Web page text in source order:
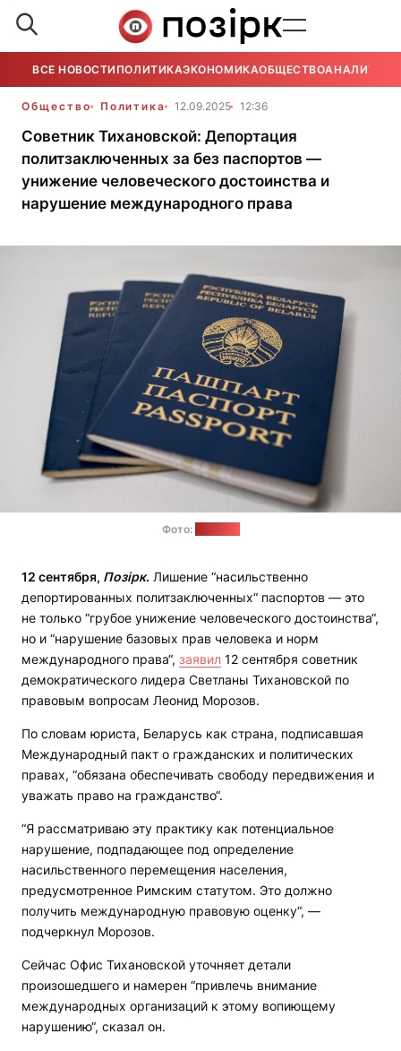
ВСЕ НОВОСТИ ПОЛИТИКАЭКОНОМИКАОБЩЕСТВОАНАЛИТИКА
Общество Политика 12.09.2025 12:36
Советник Тихановской: Депортация
политзаключенных за без паспортов —
унижение человеческого достоинства и
нарушение международного права
Фото:
12 сентября, Позірк. Лишение “насильственно
депортированных политзаключенных“ паспортов — это
не только “грубое унижение человеческого достоинства“,
но и “нарушение базовых прав человека и норм
международного права“, заявил 12 сентября советник
демократического лидера Светланы Тихановской по
правовым вопросам Леонид Морозов.
По словам юриста, Беларусь как страна, подписавшая
Международный пакт о гражданских и политических
правах, “обязана обеспечивать свободу передвижения и
уважать право на гражданство“.
“Я рассматриваю эту практику как потенциальное
нарушение, подпадающее под определение
насильственного перемещения населения,
предусмотренное Римским статутом. Это должно
получить международную правовую оценку“, —
подчеркнул Морозов.
Сейчас Офис Тихановской уточняет детали
произошедшего и намерен “привлечь внимание
международных организаций к этому вопиющему
нарушению“, сказал он.